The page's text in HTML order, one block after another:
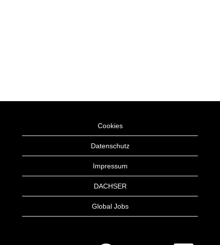
Cookies
Datenschutz
Impressum
DACHSER
Global Jobs